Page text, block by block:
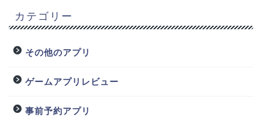
カテゴリー
その他のアプリ
ゲームアプリレビュー
事前予約アプリ